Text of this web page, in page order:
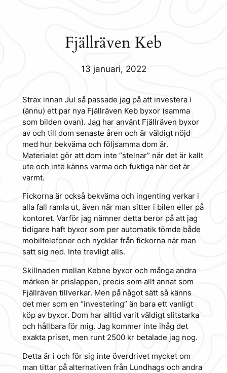
Fjällräven Keb
13 januari, 2022
Strax innan Jul så passade jag på att investera i
(ännu) ett par nya Fjällräven Keb byxor (samma
som bilden ovan). Jag har använt Fjällräven byxor
av och till dom senaste åren och är väldigt nöjd
med hur bekväma och följsamma dom är.
Materialet gör att dom inte “stelnar” när det är kallt
ute och inte känns varma och fuktiga när det är
varmt.
Fickorna är också bekväma och ingenting verkar i
alla fall ramla ut, även när man sitter i bilen eller på
kontoret. Varför jag nämner detta beror på att jag
tidigare haft byxor som per automatik tömde både
mobiltelefoner och nycklar från fickorna när man
satt sig ned. Inte trevligt alls.
Skillnaden mellan Kebne byxor och många andra
märken är prislappen, precis som allt annat som
Fjällräven tillverkar. Men på något sätt så känns
det mer som en “investering” än bara ett vanligt
köp av byxor. Dom har alltid varit väldigt slitstarka
och hållbara för mig. Jag kommer inte ihåg det
exakta priset, men runt 2500 kr betalade jag nog.
Detta är i och för sig inte överdrivet mycket om
man tittar på alternativen från Lundhags och andra